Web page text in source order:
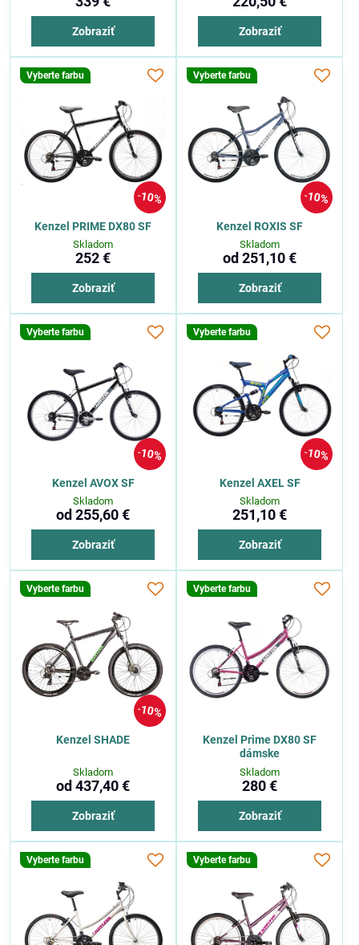
Zobraziť Zobraziť
10%
Vyberte farbu
Kenzel PRIME DX80 SF
Skladom
252 €
Zobraziť
10%
Vyberte farbu
Kenzel ROXIS SF
Skladom
od 251,10 €
Zobraziť
10%
Vyberte farbu
Kenzel AVOX SF
Skladom
od 255,60 €
Zobraziť
10%
Vyberte farbu
Kenzel AXEL SF
Skladom
251,10 €
Zobraziť
10%
Vyberte farbu
Kenzel SHADE
Skladom
od 437,40 €
Zobraziť
Vyberte farbu
Kenzel Prime DX80 SF
dámske
Skladom
280 €
Zobraziť
Vyberte farbu Vyberte farbu